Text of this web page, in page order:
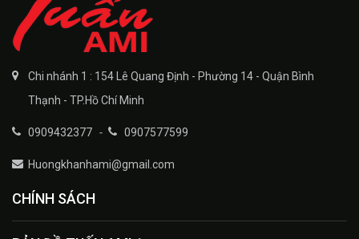
Chi nhánh 1 : 154 Lê Quang Định - Phường 14 - Quận Bình
Thạnh - TP.Hồ Chí Minh
0909432377 - 0907577599
Huongkhanhami@gmail.com
CHÍNH SÁCH